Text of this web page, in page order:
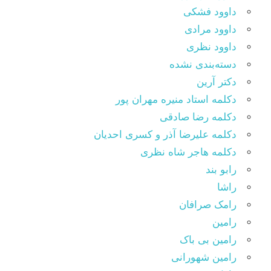
داوود فشکی
داوود مرادی
داوود نظری
دسته‌بندی نشده
دکتر آرین
دکلمه استاد منیره مهران پور
دکلمه رضا صادقی
دکلمه علیرضا آذر و کسری احدیان
دکلمه هاجر شاه نظری
رابو بند
راشا
رامک صرافان
رامین
رامین بی باک
رامین شهورانی